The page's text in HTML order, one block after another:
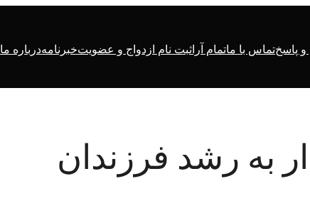
پاسختماس با ماتمام آراثبت نام ازدواج و عضویتخبرنامهدرباره ما
به رشد فرزندان